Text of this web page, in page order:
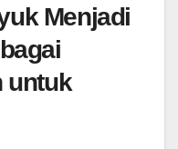
Menjadi
untuk